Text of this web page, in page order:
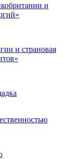
и
и страновая